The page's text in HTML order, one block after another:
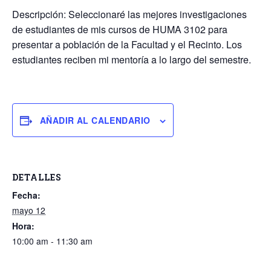
Descripción: Seleccionaré las mejores investigaciones
de estudiantes de mis cursos de HUMA 3102 para
presentar a población de la Facultad y el Recinto. Los
estudiantes reciben mi mentoría a lo largo del semestre.
AÑADIR AL CALENDARIO
DETALLES
Fecha:
mayo 12
Hora:
10:00 am - 11:30 am